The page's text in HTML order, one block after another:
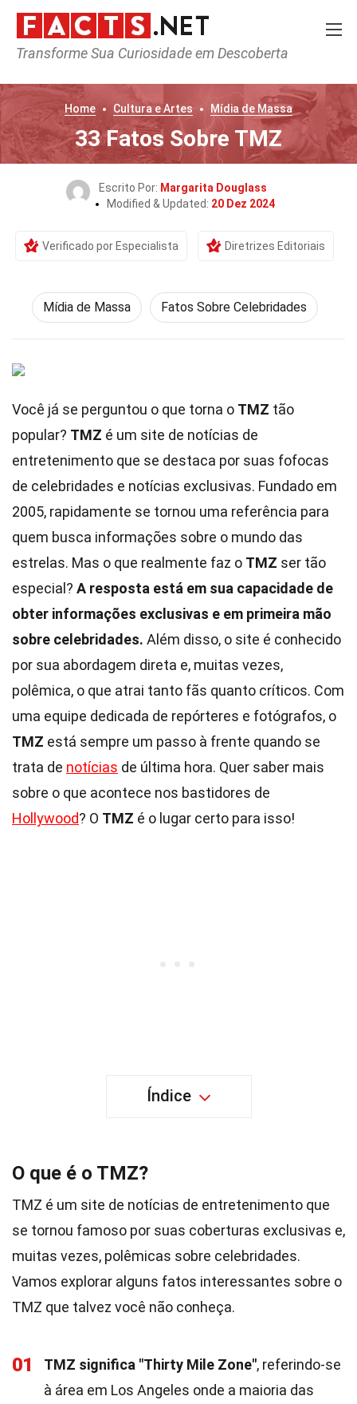
Transforme Sua Curiosidade em Descoberta
Home Cultura e Artes Mídia de Massa
33 Fatos Sobre TMZ
Escrito Por: Margarita Douglass
Modified & Updated: 20 Dez 2024
Verificado por Especialista Diretrizes Editoriais
Mídia de Massa Fatos Sobre Celebridades
Você já se perguntou o que torna o TMZ tão
popular? TMZ é um site de notícias de
entretenimento que se destaca por suas fofocas
de celebridades e notícias exclusivas. Fundado em
2005, rapidamente se tornou uma referência para
quem busca informações sobre o mundo das
estrelas. Mas o que realmente faz o TMZ ser tão
especial? A resposta está em sua capacidade de
obter informações exclusivas e em primeira mão
sobre celebridades. Além disso, o site é conhecido
por sua abordagem direta e, muitas vezes,
polêmica, o que atrai tanto fãs quanto críticos. Com
uma equipe dedicada de repórteres e fotógrafos, o
TMZ está sempre um passo à frente quando se
trata de notícias de última hora. Quer saber mais
sobre o que acontece nos bastidores de
Hollywood? O TMZ é o lugar certo para isso!
Índice
O que é o TMZ?
TMZ é um site de notícias de entretenimento que
se tornou famoso por suas coberturas exclusivas e,
muitas vezes, polêmicas sobre celebridades.
Vamos explorar alguns fatos interessantes sobre o
TMZ que talvez você não conheça.
01 TMZ significa "Thirty Mile Zone", referindo-se
à área em Los Angeles onde a maioria das